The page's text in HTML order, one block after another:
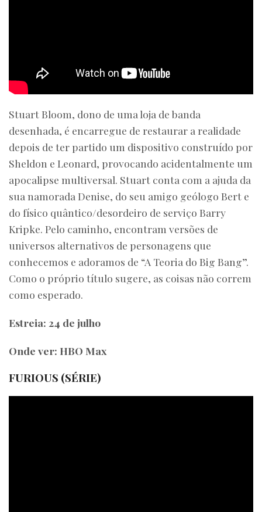
Stuart Bloom, dono de uma loja de banda
desenhada, é encarregue de restaurar a realidade
depois de ter partido um dispositivo construído por
Sheldon e Leonard, provocando acidentalmente um
apocalipse multiversal. Stuart conta com a ajuda da
sua namorada Denise, do seu amigo geólogo Bert e
do físico quântico/desordeiro de serviço Barry
Kripke. Pelo caminho, encontram versões de
universos alternativos de personagens que
conhecemos e adoramos de “A Teoria do Big Bang”.
Como o próprio título sugere, as coisas não correm
como esperado.
Estreia: 24 de julho
Onde ver: HBO Max
FURIOUS (SÉRIE)